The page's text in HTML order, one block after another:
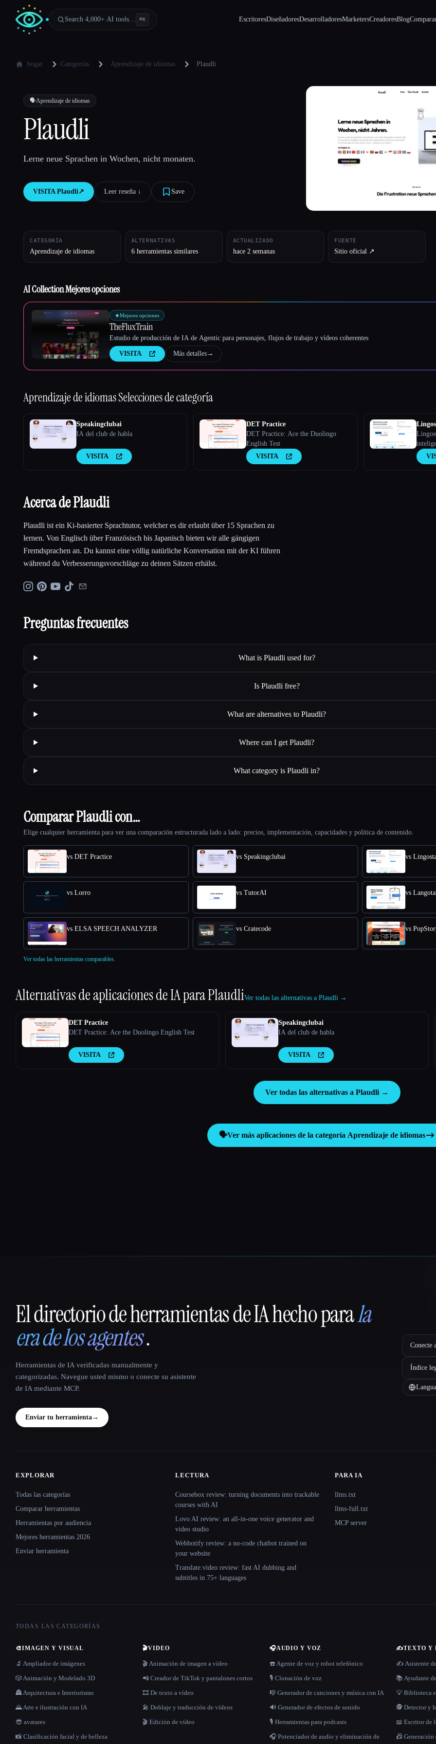
Search 4,000+ AI tools… ⌘K EscritoresDiseñadoresDesarrolladoresMarketersCreadoresBlog
hogar Categorías Aprendizaje de idiomas Plaudli
🗣️Aprendizaje de idiomas
Plaudli
Lerne neue Sprachen in Wochen, nicht monaten.
VISITA Plaudli↗︎ Leer reseña ↓︎ Save
CATEGORÍA
Aprendizaje de idiomas
ALTERNATIVAS
6 herramientas similares
ACTUALIZADO
hace 2 semanas
FUENTE
Sitio oficial ↗︎
AI Collection Mejores opciones
★Mejores opciones
TheFluxTrain
Estudio de producción de IA de Agentic para personajes, flujos de trabajo y vídeos coherentes
VISITA Más detalles→
Aprendizaje de idiomasSelecciones de categoría
Speakingclubai
IA del club de habla
VISITA
DET Practice
DET Practice: Ace the Duolingo
English Test
VISITA
Acerca de Plaudli
Plaudli ist ein Ki-basierter Sprachtutor, welcher es dir erlaubt über 15 Sprachen zu
lernen. Von Englisch über Französisch bis Japanisch bieten wir alle gängigen
Fremdsprachen an. Du kannst eine völlig natürliche Konversation mit der KI führen
während du Verbesserungsvorschläge zu deinen Sätzen erhälst.
Preguntas frecuentes
What is Plaudli used for?
Is Plaudli free?
What are alternatives to Plaudli?
Where can I get Plaudli?
What category is Plaudli in?
Comparar Plaudli con…
Elige cualquier herramienta para ver una comparación estructurada lado a lado: precios, implementación, capacidades y política de contenido.
vs DET Practice vs Speakingclubai vs
vs Lorro vs TutorAI vs
vs ELSA SPEECH ANALYZER vs Cratecode vs
Ver todas las herramientas comparables.
Alternativas de aplicaciones de IA paraPlaudliVer todas las alternativas a Plaudli →
DET Practice
DET Practice: Ace the Duolingo English Test
VISITA
Speakingclubai
IA del club de habla
VISITA
Ver todas las alternativas a Plaudli →
🗣️Ver más aplicaciones de la categoría Aprendizaje de idiomas
That AI Collection
El directorio de herramientas de IA hecho parala
era de los agentes.
Herramientas de IA verificadas manualmente y
categorizadas. Navegue usted mismo o conecte su asistente
de IA mediante MCP.
Enviar tu herramienta→
Conecte
Índice
Site navigation
EXPLORAR
Todas las categorías
Comparar herramientas
Herramientas por audiencia
Mejores herramientas 2026
Enviar herramienta
LECTURA
Coursebox review: turning documents into trackable
courses with AI
Lovo AI review: an all-in-one voice generator and
video studio
Webbotify review: a no-code chatbot trained on
your website
Translate.video review: fast AI dubbing and
subtitles in 75+ languages
PARA IA
llms.txt
llms-full.txt
MCP server
TODAS LAS CATEGORÍAS
🎨IMAGEN Y VISUAL
🔬 Ampliador de imágenes
🎲 Animación y Modelado 3D
🏯 Arquitectura e Interiorismo
🌄 Arte e ilustración con IA
😎 avatares
📸 Clasificación facial y de belleza
🎬VIDEO
🎬 Animación de imagen a vídeo
📲 Creador de TikTok y pantalones cortos
🎞️ De texto a vídeo
🎤 Doblaje y traducción de vídeos
🎬 Edición de vídeo
🎧AUDIO Y VOZ
☎️ Agente de voz y robot telefónico
🎙️ Clonación de voz
🎼 Generador de canciones y música con IA
🔊 Generador de efectos de sonido
🎙️ Herramientas para podcasts
🎧 Potenciador de audio y eliminación de
✍️TEXTO Y
✍️ Asistente
📚 Ayudante
💡 Biblioteca
🕵️ Detector y
📖 Escritor de
📠